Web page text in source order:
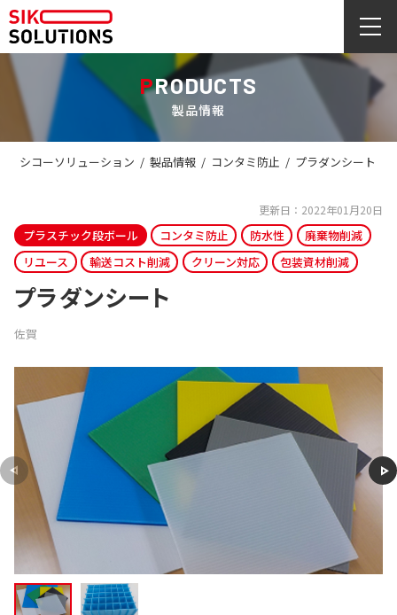
PRODUCTS
製品情報
シコーソリューション / 製品情報 / コンタミ防止 / プラダンシート
更新日：2022年01月20日
プラスチック段ボール コンタミ防止 防水性
廃棄物削減
リユース
輸送コスト削減 クリーン対応 包装資材削減
プラダンシート
佐賀